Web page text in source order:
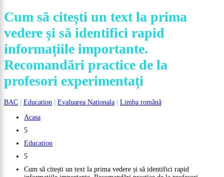
Cum să citești un text la prima
vedere și să identifici rapid
informațiile importante.
Recomandări practice de la
profesori experimentați
BAC | Education | Evaluarea Nationala | Limba română
Acasa
5
Education
5
Cum să citești un text la prima vedere și să identifici rapid